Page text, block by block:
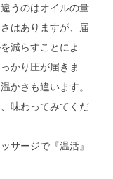
うのはオイルの量
はありますが、届
減らすことによ
かり圧が届きま
かさも違います。
味わってみてくだ
サージで『温活』